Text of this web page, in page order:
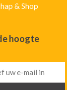
& Shop
hoogte